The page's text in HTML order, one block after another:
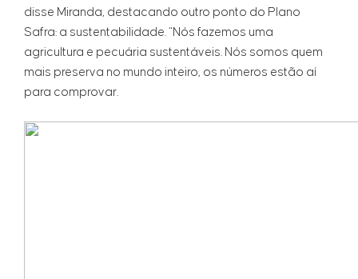
disse Miranda, destacando outro ponto do Plano
Safra: a sustentabilidade. “Nós fazemos uma
agricultura e pecuária sustentáveis. Nós somos quem
mais preserva no mundo inteiro, os números estão aí
para comprovar.